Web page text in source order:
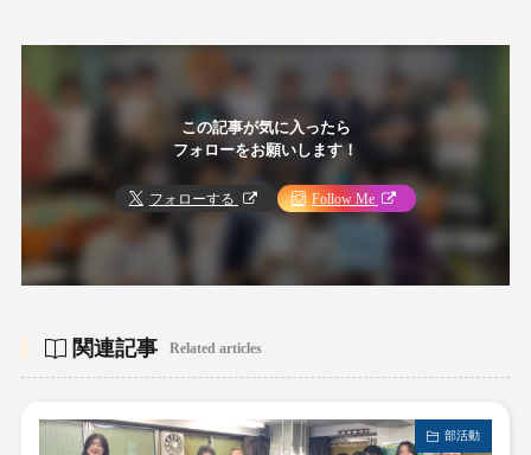
この記事が気に入ったら
フォローをお願いします！
フォローする Follow Me
関連記事 Related articles
部活動